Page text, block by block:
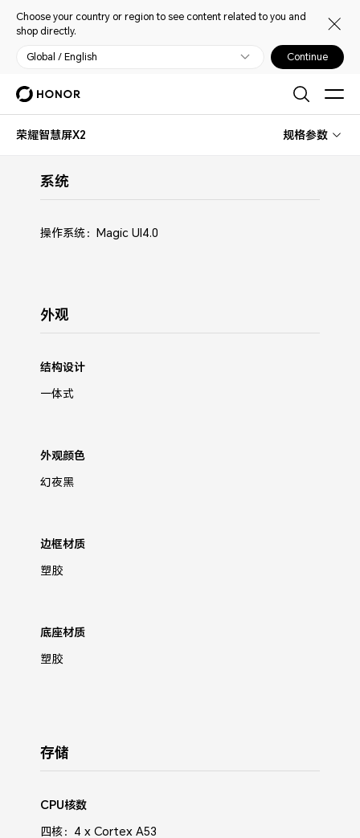
Choose your country or region to see content related to you and
shop directly.
Global / English Continue
荣耀智慧屏X2 规格参数
系统
操作系统：Magic UI4.0
外观
结构设计
一体式
外观颜色
幻夜黑
边框材质
塑胶
底座材质
塑胶
存储
CPU核数
四核：4 x Cortex A53